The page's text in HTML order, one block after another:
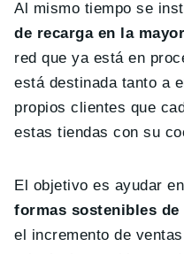
Al mismo tiempo se
de recarga en la
red que ya está en
está destinada tanto a
propios clientes que
estas tiendas con su
El objetivo es ayudar
formas sostenibles de
el incremento de